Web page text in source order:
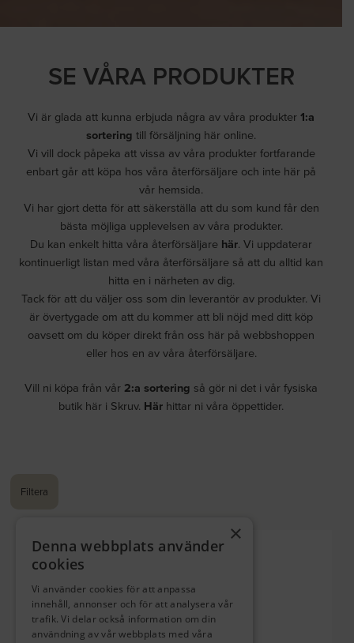
SE VÅRA PRODUKTER
Vi är glada att kunna erbjuda några av våra produkter1:a
sortering till försäljning här online.
Vi vill dock påpeka att vissa av våra produkter fortfarande
enbart går att köpa hos våra återförsäljare och inte här på
vår hemsida.
Vi har gjort detta för att säkerställa att du som kund får den
bästa möjliga upplevelsen av våra produkter.
Du kan enkelt hitta våra återförsäljare här. Vi uppdaterar
kontinuerligt listan med våra återförsäljare så att du alltid kan
hitta en i närheten av dig.
Tack för att du väljer oss som din leverantör av produkter. Vi
är övertygade om att du kommer att bli nöjd med ditt köp
oavsett om du köper direkt från oss här på webbshoppen
eller hos en av våra återförsäljare.
Vill ni köpa från vår 2:a sortering så gör ni det i vår fysiska
butik här i Skruv. Här hittar ni våra öppettider.
Filtera
BURK LITEN
Skålar
×
Denna webbplats använder
cookies
Vi använder cookies för att anpassa
innehåll, annonser och för att analysera vår
trafik. Vi delar också information om din
användning av vår webbplats med våra